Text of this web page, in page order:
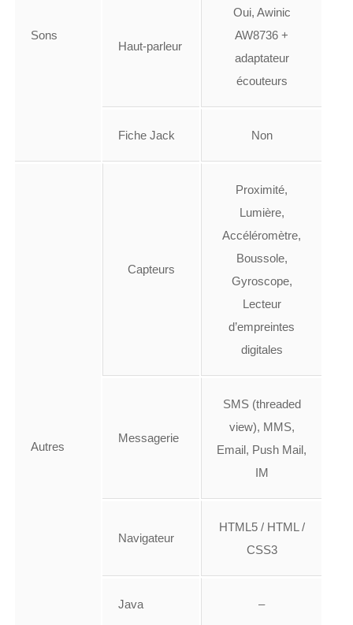
Sons
Haut-parleur
Oui, Awinic
AW8736 +
adaptateur
écouteurs
Fiche Jack Non
Autres
Capteurs
Proximité,
Lumière,
Accéléromètre,
Boussole,
Gyroscope,
Lecteur
d’empreintes
digitales
Messagerie
SMS (threaded
view), MMS,
Email, Push Mail,
IM
Navigateur
HTML5 / HTML /
CSS3
Java –